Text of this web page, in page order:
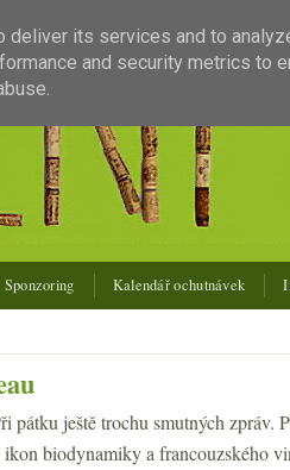
Sponzoring Kalendář ochutnávek
pátku ještě trochu smutných zpráv.
biodynamiky a francouzského
its services and to
and security metrics to